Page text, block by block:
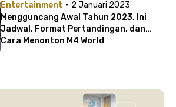
Entertainment · 2 Januari 2023
Mengguncang Awal Tahun 2023, Ini
Jadwal, Format Pertandingan, dan
Cara Menonton M4 World